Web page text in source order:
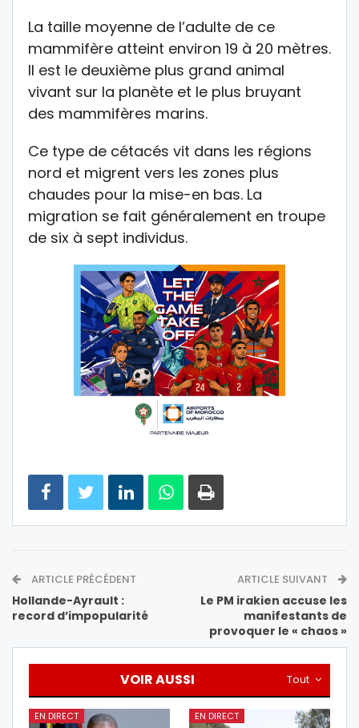
La taille moyenne de l’adulte de ce
mammifère atteint environ 19 à 20 mètres.
Il est le deuxième plus grand animal
vivant sur la planète et le plus bruyant
des mammifères marins.
Ce type de cétacés vit dans les régions
nord et migrent vers les zones plus
chaudes pour la mise-en bas. La
migration se fait généralement en troupe
de six à sept individus.
ARTICLE PRÉCÉDENT
Hollande-Ayrault :
record d’impopularité
ARTICLE SUIVANT
Le PM irakien accuse les
manifestants de
provoquer le « chaos »
Tout
VOIR AUSSI
EN DIRECT EN DIRECT